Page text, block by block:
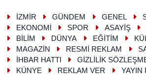
İZMİR GÜNDEM GENEL
EKONOMİ
SPOR ASAYİŞ
BİLİM
DÜNYA EĞİTİM
MAGAZİN
RESMİ REKLAM
İHBAR HATTI
GİZLİLİK
KÜNYE
REKLAM VER
YAYIN